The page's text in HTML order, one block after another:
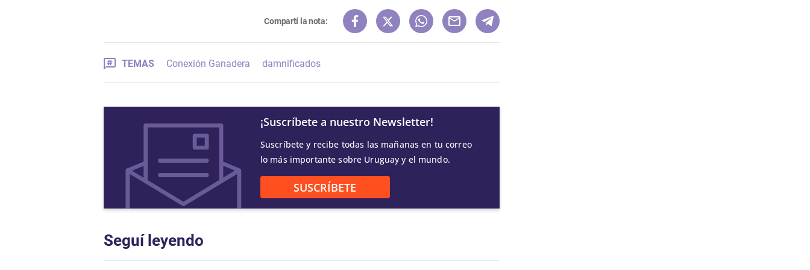
Compartí la nota:
TEMAS Conexión Ganadera damnificados
¡Suscríbete a nuestro Newsletter!
Suscríbete y recibe todas las mañanas en tu correo
lo más importante sobre Uruguay y el mundo.
SUSCRÍBETE
Seguí leyendo